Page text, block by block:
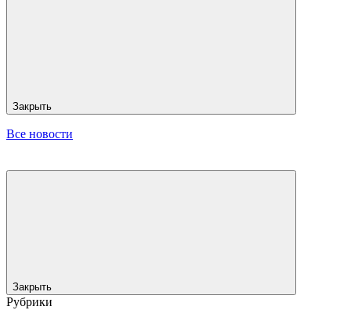
Закрыть
Все новости
Закрыть
Рубрики